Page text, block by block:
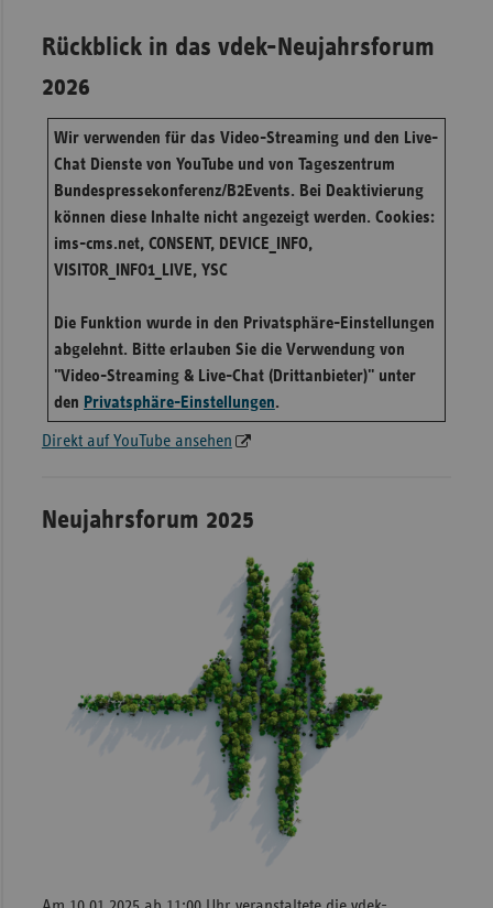
Rückblick in das vdek-Neujahrsforum
2026
Wir verwenden für das Video-Streaming und den Live-
Chat Dienste von YouTube und von Tageszentrum
Bundespressekonferenz/B2Events. Bei Deaktivierung
können diese Inhalte nicht angezeigt werden. Cookies:
ims-cms.net, CONSENT, DEVICE_INFO,
VISITOR_INFO1_LIVE, YSC
Die Funktion wurde in den Privatsphäre-Einstellungen
abgelehnt. Bitte erlauben Sie die Verwendung von
"Video-Streaming & Live-Chat (Drittanbieter)" unter
den Privatsphäre-Einstellungen.
Direkt auf YouTube ansehen
Neujahrsforum 2025